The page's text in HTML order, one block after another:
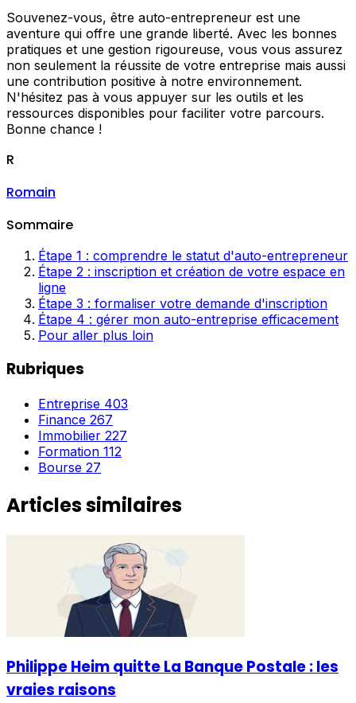
Souvenez-vous, être auto-entrepreneur est une
aventure qui offre une grande liberté. Avec les bonnes
pratiques et une gestion rigoureuse, vous vous assurez
non seulement la réussite de votre entreprise mais aussi
une contribution positive à notre environnement.
N'hésitez pas à vous appuyer sur les outils et les
ressources disponibles pour faciliter votre parcours.
Bonne chance !
R
Romain
Sommaire
Étape 1 : comprendre le statut d'auto-entrepreneur
Étape 2 : inscription et création de votre espace en
ligne
Étape 3 : formaliser votre demande d'inscription
Étape 4 : gérer mon auto-entreprise efficacement
Pour aller plus loin
Rubriques
Entreprise 403
Finance 267
Immobilier 227
Formation 112
Bourse 27
Articles similaires
Philippe Heim quitte La Banque Postale : les
vraies raisons